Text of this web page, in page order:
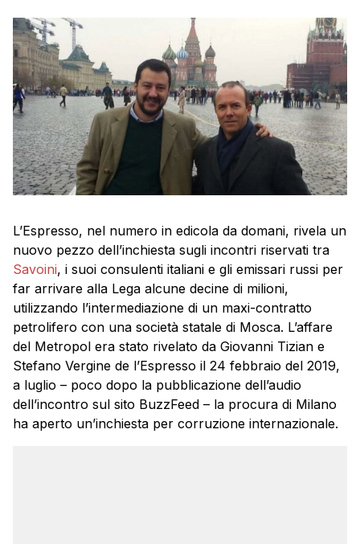
L’Espresso, nel numero in edicola da domani, rivela un
nuovo pezzo dell’inchiesta sugli incontri riservati tra
Savoini, i suoi consulenti italiani e gli emissari russi per
far arrivare alla Lega alcune decine di milioni,
utilizzando l’intermediazione di un maxi-contratto
petrolifero con una società statale di Mosca. L’affare
del Metropol era stato rivelato da Giovanni Tizian e
Stefano Vergine de l’Espresso il 24 febbraio del 2019,
a luglio – poco dopo la pubblicazione dell’audio
dell’incontro sul sito BuzzFeed – la procura di Milano
ha aperto un’inchiesta per corruzione internazionale.